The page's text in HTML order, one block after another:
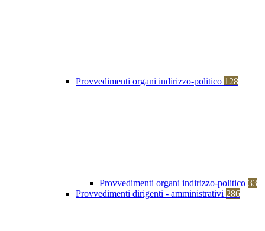
Provvedimenti organi indirizzo-politico 128
Provvedimenti organi indirizzo-politico 33
Provvedimenti dirigenti - amministrativi 286